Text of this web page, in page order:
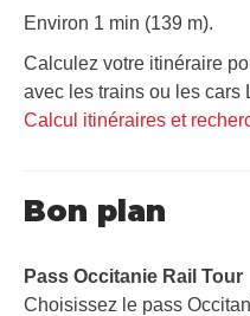
Environ 1 min (139 m).
Calculez votre itinéraire
avec les trains ou les cars
Calcul itinéraires et
Bon plan
Pass Occitanie Rail Tour​
Choisissez le pass